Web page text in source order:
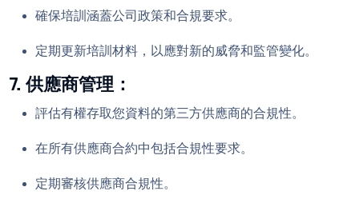
確保培訓涵蓋公司政策和合規要求。
定期更新培訓材料，以應對新的威脅和監管變化。
7. 供應商管理：
評估有權存取您資料的第三方供應商的合規性。
在所有供應商合約中包括合規性要求。
定期審核供應商合規性。